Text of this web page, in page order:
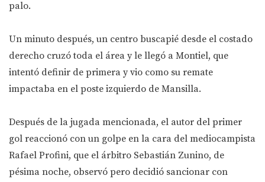
palo.
Un minuto después, un centro buscapié desde el costado
derecho cruzó toda el área y le llegó a Montiel, que
intentó definir de primera y vio como su remate
impactaba en el poste izquierdo de Mansilla.
Después de la jugada mencionada, el autor del primer
gol reaccionó con un golpe en la cara del mediocampista
Rafael Profini, que el árbitro Sebastián Zunino, de
pésima noche, observó pero decidió sancionar con